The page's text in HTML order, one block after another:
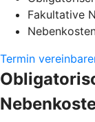
Fakultative
Termin